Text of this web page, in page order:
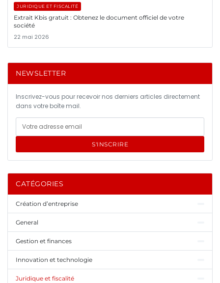
JURIDIQUE ET FISCALITÉ
Extrait Kbis gratuit : Obtenez le document officiel de votre
société
22 mai 2026
NEWSLETTER
Inscrivez-vous pour recevoir nos derniers articles directement
dans votre boîte mail.
S'INSCRIRE
CATÉGORIES
Création d’entreprise
General
Gestion et finances
Innovation et technologie
Juridique et fiscalité